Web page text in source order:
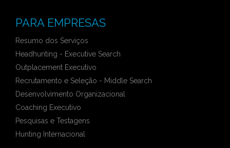
PARA EMPRESAS
Resumo dos Serviços
Headhunting - Executive Search
Outplacement Executivo
Recrutamento e Seleção - Middle Search
Desenvolvimento Organizacional
Coaching Executivo
Pesquisas e Testagens
Hunting Internacional